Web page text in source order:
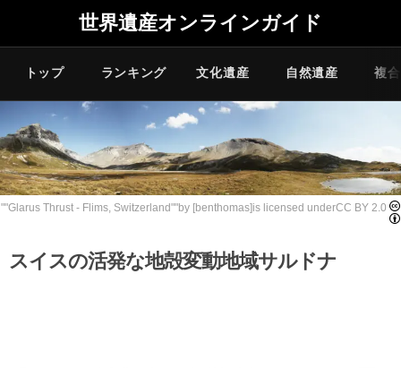
世界遺産オンラインガイド
トップ ランキング 文化遺産 自然遺産 複
""Glarus Thrust - Flims, Switzerland""by [benthomas]is licensed underCC BY 2.0
スイスの活発な地殻変動地域サルドナ